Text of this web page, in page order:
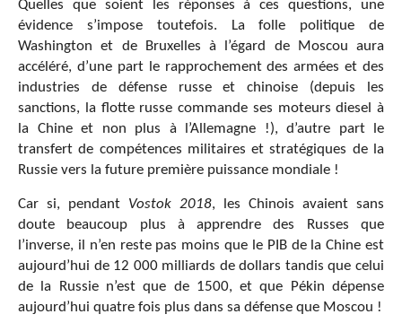
Quelles que soient les réponses à ces questions, une
évidence s’impose toutefois. La folle politique de
Washington et de Bruxelles à l’égard de Moscou aura
accéléré, d’une part le rapprochement des armées et des
industries de défense russe et chinoise (depuis les
sanctions, la flotte russe commande ses moteurs diesel à
la Chine et non plus à l’Allemagne !), d’autre part le
transfert de compétences militaires et stratégiques de la
Russie vers la future première puissance mondiale !
Car si, pendant Vostok 2018, les Chinois avaient sans
doute beaucoup plus à apprendre des Russes que
l’inverse, il n’en reste pas moins que le PIB de la Chine est
aujourd’hui de 12 000 milliards de dollars tandis que celui
de la Russie n’est que de 1500, et que Pékin dépense
aujourd’hui quatre fois plus dans sa défense que Moscou !